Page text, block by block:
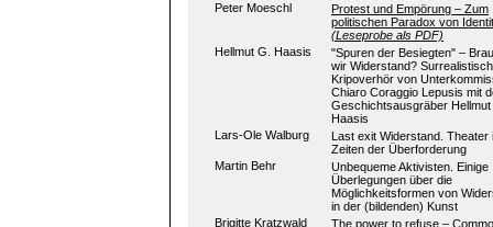
Peter Moeschl
Protest und Empörung – Zum
politischen Paradox von
(Leseprobe als PDF)
Hellmut G. Haasis
"Spuren der Besiegten" –
wir Widerstand?
Kripoverhör von
Chiaro Coraggio Lepusis mit
Geschichtsausgräber Hellmut
Haasis
Lars-Ole Walburg
Last exit Widerstand. Theater
Zeiten der Überforderung
Martin Behr
Unbequeme Aktivisten. Einige
Überlegungen über die
Möglichkeitsformen von
in der (bildenden) Kunst
Brigitte Kratzwald
The power to refuse –